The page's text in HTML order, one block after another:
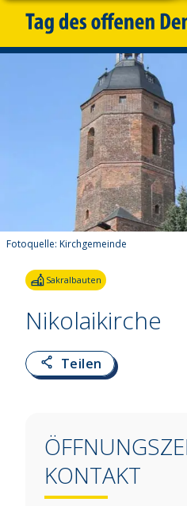
Fotoquelle: Kirchgemeinde
Sakralbauten
Nikolaikirche
Teilen
KONTAKT